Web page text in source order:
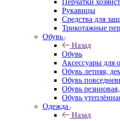
Перчатки
Рукавицы
Средства для
Трикотажные
Обувь
Назад
Обувь
Аксессуары для
Обувь летняя,
Обувь
Обувь
Обувь
Одежда
Назад